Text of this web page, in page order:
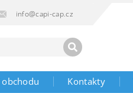
info@capi-cap.cz
Kontakty